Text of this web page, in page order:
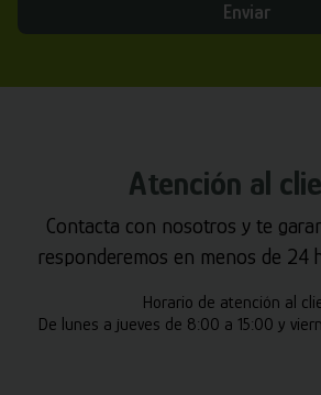
Enviar
Atención al
Contacta con nosotros y te
responderemos en menos de 24
Horario de atención al
De lunes a jueves de 8:00 a 15:00 y